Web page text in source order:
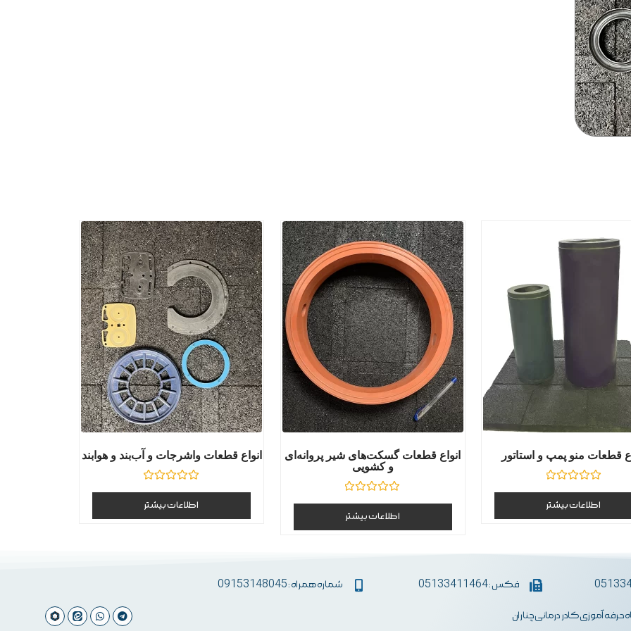
انواع قطعات واشرجات و آب‌بند و هوابند
از
5
اطلاعات بیشتر
انواع قطعات گسکت‌های شیر پروانه‌ای
و کشویی
از
5
اطلاعات بیشتر
قطعات منو پمپ و استاتور
از
5
اطلاعات بیشتر
فکس : 05133411464 شماره همراه : 09153148045
حرفه آموزی کادر درمانی چناران